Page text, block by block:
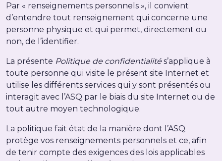
Par « renseignements personnels », il convient
d’entendre tout renseignement qui concerne une
personne physique et qui permet, directement ou
non, de l’identifier.
La présente Politique de confidentialité s’applique à
toute personne qui visite le présent site Internet et
utilise les différents services qui y sont présentés ou
interagit avec l’ASQ par le biais du site Internet ou de
tout autre moyen technologique.
La politique fait état de la manière dont l’ASQ
protège vos renseignements personnels et ce, afin
de tenir compte des exigences des lois applicables